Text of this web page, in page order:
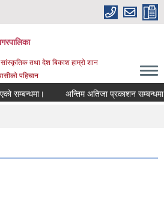
तथा देश बिकाश हाम्रो शान
पहिचान
सम्बन्धमा। अन्तिम अतिजा प्रकाशन सम्बन्धमा।